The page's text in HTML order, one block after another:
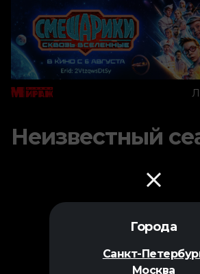
Города
Санкт-
Москва
Неизвестный